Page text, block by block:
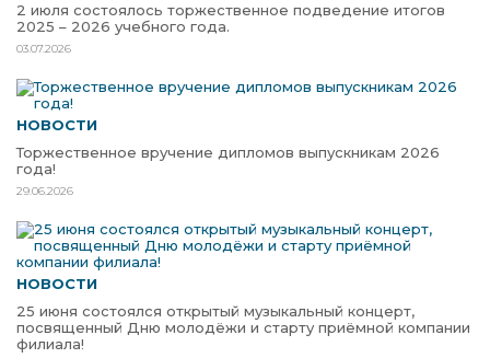
2 июля состоялось торжественное подведение итогов
2025 – 2026 учебного года.
03.07.2026
НОВОСТИ
Торжественное вручение дипломов выпускникам 2026
года!
29.06.2026
НОВОСТИ
25 июня состоялся открытый музыкальный концерт,
посвященный Дню молодёжи и старту приёмной компании
филиала!